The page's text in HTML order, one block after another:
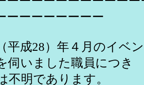
ーーーーーーーー
平成28）年４月のイベ
伺いました職員につき
明であります。